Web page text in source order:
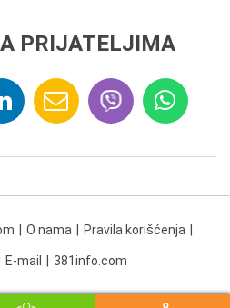
PRIJATELJIMA
O nama Pravila korišćenja
E-mail 381info.com